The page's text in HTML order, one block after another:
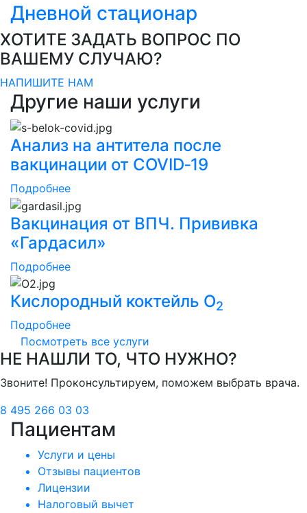
Дневной стационар
ХОТИТЕ ЗАДАТЬ ВОПРОС ПО
ВАШЕМУ СЛУЧАЮ?
НАПИШИТЕ НАМ
Другие наши услуги
Анализ на антитела после
вакцинации от COVID‑19
Подробнее
Вакцинация от ВПЧ. Прививка
«Гардасил»
Подробнее
Кислородный коктейль О2
Подробнее
Посмотреть все услуги
НЕ НАШЛИ ТО, ЧТО НУЖНО?
Звоните! Проконсультируем, поможем выбрать врача.
8 495 266 03 03
Пациентам
Услуги и цены
Отзывы пациентов
Лицензии
Налоговый вычет